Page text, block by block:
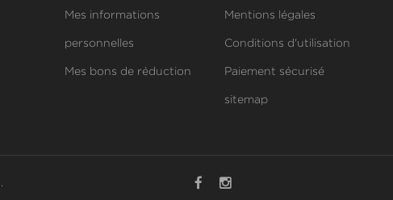
Mes informations
personnelles
Mes bons de réduction
Mentions légales
Conditions d'utilisation
Paiement sécurisé
sitemap